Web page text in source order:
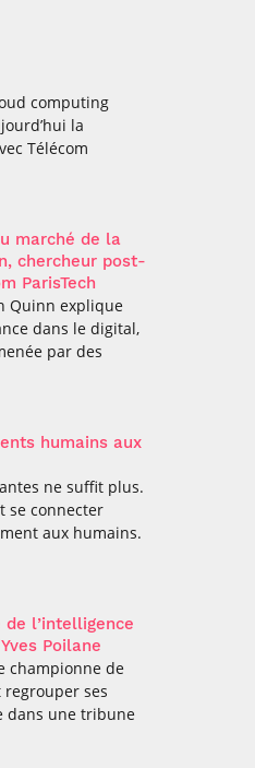
computing
la
Télécom
marché de la
chercheur post-
ParisTech
Quinn explique
dans le digital,
par des
humains aux
ne suffit plus.
se connecter
aux humains.
de l’intelligence
Poilane
championne de
regrouper ses
dans une tribune